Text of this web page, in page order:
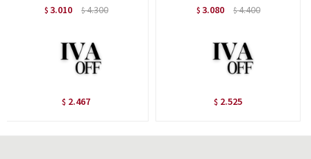
$ 3.010 $4.300
$ 2.467
$ 3.080 $4.400
$ 2.525